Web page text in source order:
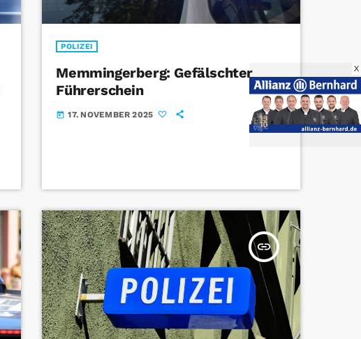
POLIZEI
Memmingerberg: Gefälschter
Führerschein
today 17. NOVEMBER 2025
insert_link
X